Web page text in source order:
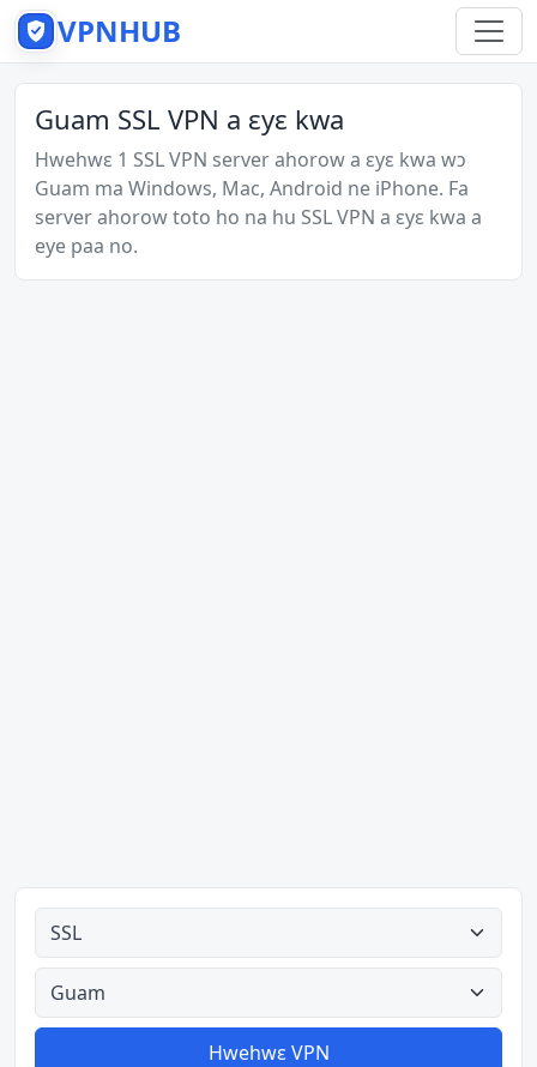
VPNHUB
Guam SSL VPN a ɛyɛ kwa
Hwehwɛ 1 SSL VPN server ahorow a ɛyɛ kwa wɔ
Guam ma Windows, Mac, Android ne iPhone. Fa
server ahorow toto ho na hu SSL VPN a ɛyɛ kwa a
eye paa no.
Ahodoɔ nyinaa
Aman nyinaa
Hwehwɛ VPN